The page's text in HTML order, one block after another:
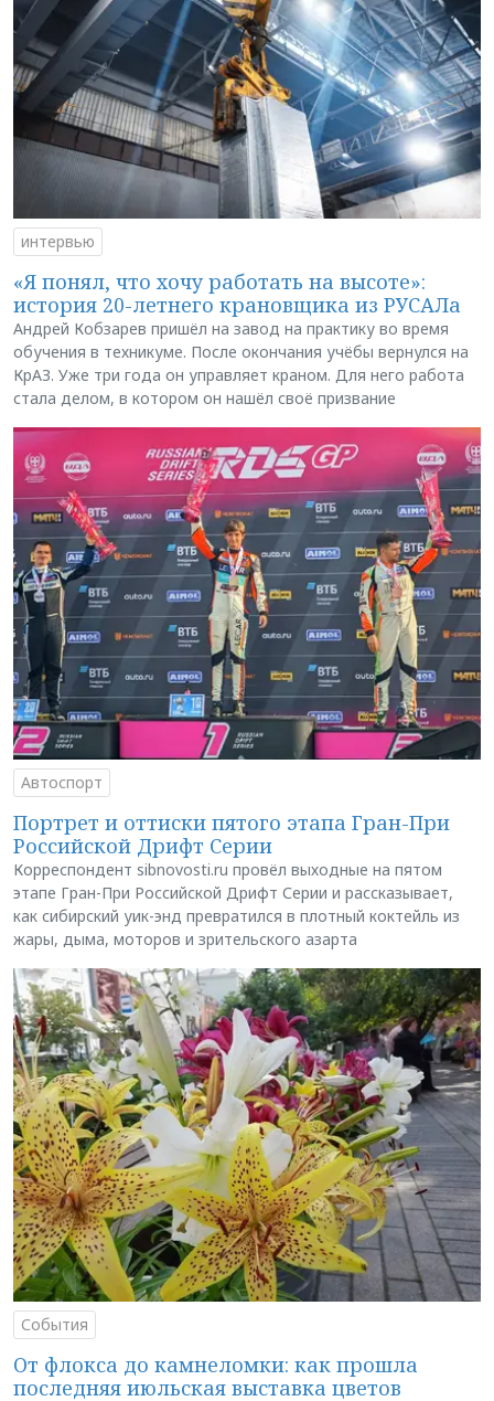
интервью
«Я понял, что хочу работать на высоте»:
история 20-летнего крановщика из РУСАЛа
Андрей Кобзарев пришёл на завод на практику во время
обучения в техникуме. После окончания учёбы вернулся на
КрАЗ. Уже три года он управляет краном. Для него работа
стала делом, в котором он нашёл своё призвание
Автоспорт
Портрет и оттиски пятого этапа Гран-При
Российской Дрифт Серии
Корреспондент sibnovosti.ru провёл выходные на пятом
этапе Гран-При Российской Дрифт Серии и рассказывает,
как сибирский уик-энд превратился в плотный коктейль из
жары, дыма, моторов и зрительского азарта
События
От флокса до камнеломки: как прошла
последняя июльская выставка цветов